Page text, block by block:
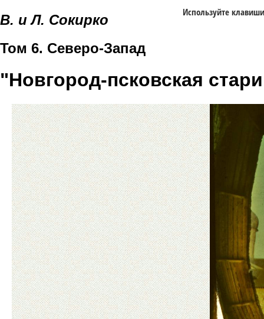
В. и Л. Сокирко
Том 6. Северо-Запад
"Новгород-псковская
Используйте